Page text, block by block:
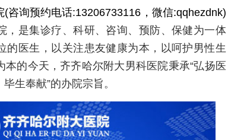
咨询预约电话:13206733116，微信:qqhezdnk)
，是集诊疗、科研、咨询、预防、保健为一体
的医生，以关注患友健康为本，以呵护男性生
的今天，齐齐哈尔附大男科医院秉承“弘扬医
生奉献”的办院宗旨。